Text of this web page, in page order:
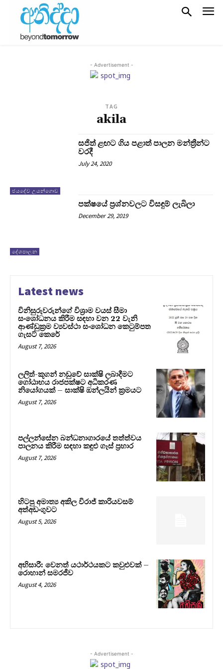
- Advertisement -
TAG
akila
ජයදේව උයන්ගොඩ
සජිත් ළඟට ගිය පළාත් පාලන මන්ත්‍රීන්ට
වරදී
July 24, 2020
දේශපාලන
පක්ෂයේ ප‍්‍රශ්නවලට විසඳුම් ලැබිලා
December 29, 2019
Latest news
විනිසුරුවරුන්ගේ විශ්‍රාම වයස් සීමා
සංශෝධනය කිරීම සඳහා වන 22 වැනි
ආණ්ඩුක්‍රම ව්‍යවස්ථා සංශෝධන කෙටුම්පත
ගැසට් කෙරේ
August 7, 2026
ලලිත්-කූගන් නඩුවේ සාක්ෂි ලබාදීමට
ගෝඨාභය රාජපක්ෂට අධිකරණ
නියෝගයක් – සාක්ෂි ඔන්ලයින් ක්‍රමයට
August 7, 2026
පල්ලන්සේන බන්ධනාගාරයේ තත්ත්වය
පාලනය කිරීම සඳහා කඳුළු ගෑස් ප්‍රහාර
August 7, 2026
හිටපු අමාත්‍ය අකිල විරාජ් කාරියවසම්
අත්අඩංගුවට
August 5, 2026
අභිසාරී: වෙනත් යථාර්ථයකට කවුළුවක් –
රොහාන් සමරජීව
August 4, 2026
- Advertisement -